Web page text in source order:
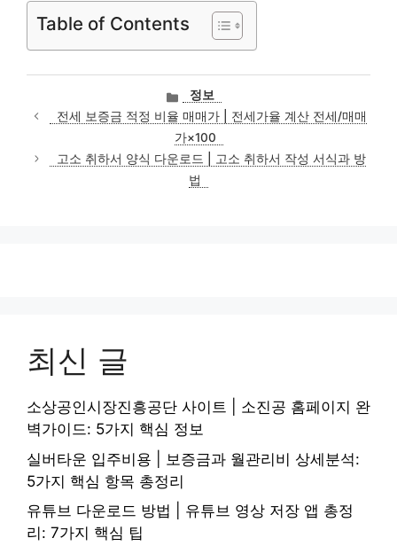
Table of Contents
카
테
고
리
정보
전세 보증금 적정 비율 매매가 | 전세가율 계산 전세/매매
가×100
고소 취하서 양식 다운로드 | 고소 취하서 작성 서식과 방
법
최신 글
소상공인시장진흥공단 사이트 | 소진공 홈페이지 완
벽가이드: 5가지 핵심 정보
실버타운 입주비용 | 보증금과 월관리비 상세분석:
5가지 핵심 항목 총정리
유튜브 다운로드 방법 | 유튜브 영상 저장 앱 총정
리: 7가지 핵심 팁